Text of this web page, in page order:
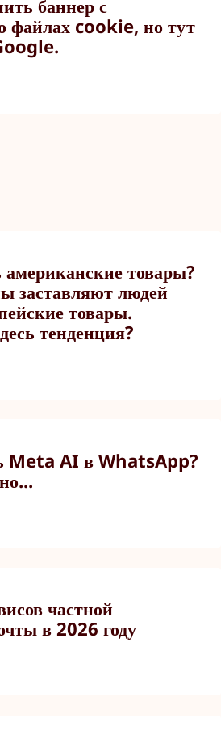
баннер с
файлах cookie, но тут
товары?
заставляют людей
товары.
тенденция?
Meta AI в WhatsApp?
частной
в 2026 году